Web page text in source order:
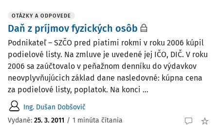
OTÁZKY A ODPOVEDE
Daň z príjmov fyzických osôb
Podnikateľ – SZČO pred piatimi rokmi v roku 2006 kúpil
podielové listy. Na zmluve je uvedené jej IČO, DIČ. V roku
2006 sa zaúčtovalo v peňažnom denníku do výdavkov
neovplyvňujúcich základ dane nasledovné: kúpna cena
za podielové listy, poplatok. Na konci ...
Ing. Dušan Dobšovič
Vydané: 25. 3. 2011 / 1 minúta čítania